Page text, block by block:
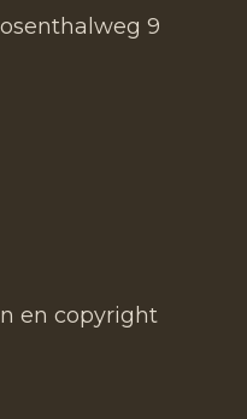
9
en copyright